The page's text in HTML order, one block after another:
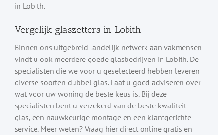
in Lobith.
Vergelijk glaszetters in Lobith
Binnen ons uitgebreid landelijk netwerk aan vakmensen
vindt u ook meerdere goede glasbedrijven in Lobith. De
specialisten die we voor u geselecteerd hebben leveren
diverse soorten dubbel glas. Laat u goed adviseren over
wat voor uw woning de beste keus is. Bij deze
specialisten bent u verzekerd van de beste kwaliteit
glas, een nauwkeurige montage en een klantgerichte
service. Meer weten? Vraag hier direct online gratis en